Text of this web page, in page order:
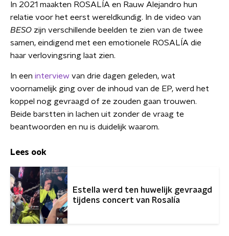
In 2021 maakten ROSALÍA en Rauw Alejandro hun
relatie voor het eerst wereldkundig. In de video van
BESO zijn verschillende beelden te zien van de twee
samen, eindigend met een emotionele ROSALÍA die
haar verlovingsring laat zien.
In een interview van drie dagen geleden, wat
voornamelijk ging over de inhoud van de EP, werd het
koppel nog gevraagd of ze zouden gaan trouwen.
Beide barstten in lachen uit zonder de vraag te
beantwoorden en nu is duidelijk waarom.
Lees ook
Estella werd ten huwelijk gevraagd
tijdens concert van Rosalía